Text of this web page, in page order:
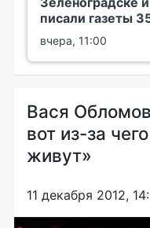
писали газеты
вчера, 11:00
Вася
вот из-за
живут»
11 декабря 2012,